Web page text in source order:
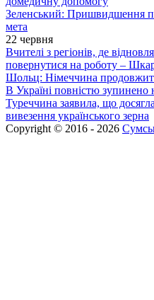
Зеленський: Пришвидшення
мета
22 червня
Вчителі з регіонів, де
повернутися на роботу –
Шольц: Німеччина
В Україні повністю зупинено
Туреччина заявила, що
вивезення українського зерна
Copyright © 2016 - 2026